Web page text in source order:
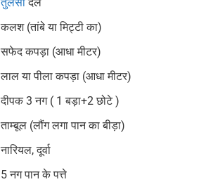
कलश (तांबे या मिट्टी का)
सफेद कपड़ा (आधा मीटर)
लाल या पीला कपड़ा (आधा मीटर)
दीपक 3 नग ( 1 बड़ा+2 छोटे )
ताम्बूल (लौंग लगा पान का बीड़ा)
नारियल, दूर्वा
5 नग पान के पत्ते